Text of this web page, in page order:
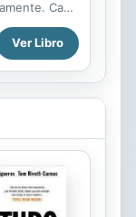
autor nos
y las...
Cada
cubre
del
Cada
corto,
recursos de
material
a
de
Ver Libro